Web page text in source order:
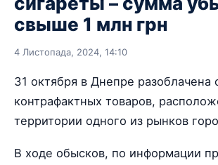
свыше 1 млн грн
4 Листопада, 2024, 14:10
31 октября в Днепре разоблачена
контрафактных товаров,
территории одного из рынков
В ходе обысков, по информации